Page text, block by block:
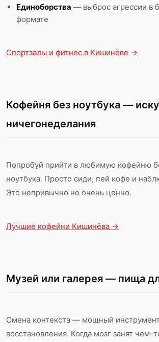
Единоборства — выброс агрессии в
формате
Спортзалы и фитнес в Кишинёве →
Кофейня без ноутбука —
ничегонеделания
Попробуй прийти в любимую кофейню
ноутбука. Просто сиди, пей кофе и
Это непривычно но очень ценно.
Лучшие кофейни Кишинёва →
Музей или галерея — пища
Смена контекста — мощный
восстановления. Когда мозг занят чем-